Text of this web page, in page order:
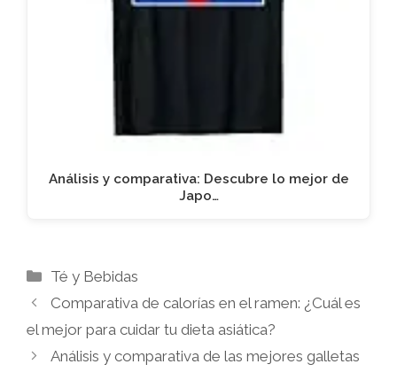
Análisis y comparativa: Descubre lo mejor de
Japo…
Categorías
Té y Bebidas
Comparativa de calorías en el ramen: ¿Cuál es
el mejor para cuidar tu dieta asiática?
Análisis y comparativa de las mejores galletas